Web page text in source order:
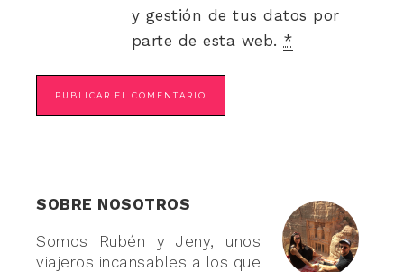
y gestión de tus datos por
parte de esta web. *
SOBRE NOSOTROS
Somos Rubén y Jeny, unos
viajeros incansables a los que